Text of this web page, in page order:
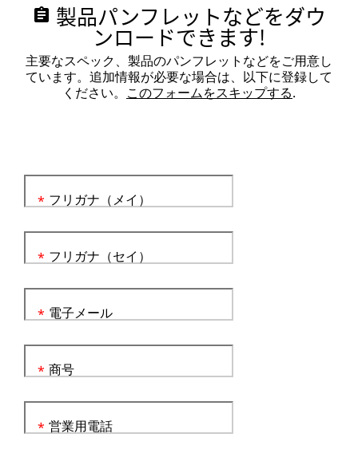
assignment 製品パンフレットなどをダウ
ンロードできます!
主要なスペック、製品のパンフレットなどをご用意し
ています。追加情報が必要な場合は、以下に登録して
ください。 このフォームをスキップする.
フリガナ（メイ）
*
フリガナ（セイ）
*
電子メール
*
商号
*
営業用電話
*